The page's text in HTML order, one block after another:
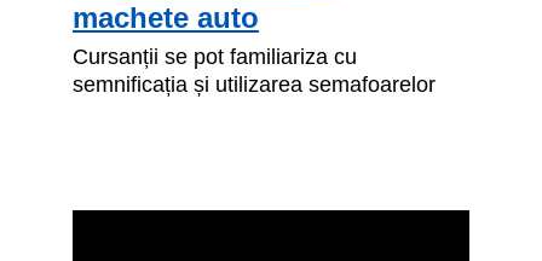
machete auto
Cursanții se pot familiariza cu
semnificația și utilizarea semafoarelor